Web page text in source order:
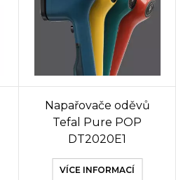
Napařovače oděvů
Tefal Pure POP
DT2020E1
VÍCE INFORMACÍ